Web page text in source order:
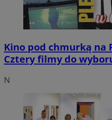
Kino pod chmurką na
Cztery filmy do
N